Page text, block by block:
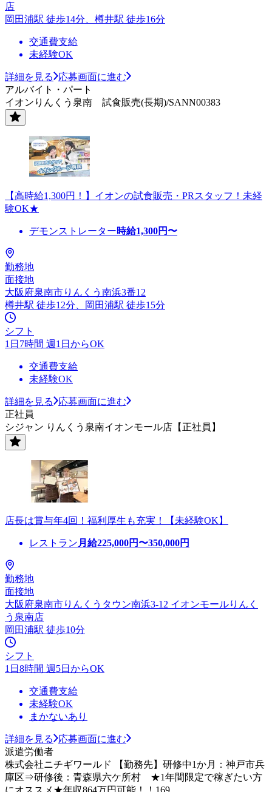
店
岡田浦駅 徒歩14分、樽井駅 徒歩16分
交通費支給
未経験OK
詳細を見る
応募画面に進む
アルバイト・パート
イオンりんくう泉南 試食販売(長期)/SANN00383
【高時給1,300円！】イオンの試食販売・PRスタッフ！未経
験OK★
デモンストレーター時給1,300円〜
勤務地
面接地
大阪府泉南市りんくう南浜3番12
樽井駅 徒歩12分、岡田浦駅 徒歩15分
シフト
1日7時間 週1日からOK
交通費支給
未経験OK
詳細を見る
応募画面に進む
正社員
シジャン りんくう泉南イオンモール店【正社員】
店長は賞与年4回！福利厚生も充実！【未経験OK】
レストラン 月給225,000円〜350,000円
勤務地
面接地
大阪府泉南市りんくうタウン南浜3-12 イオンモールりんく
う泉南店
岡田浦駅 徒歩10分
シフト
1日8時間 週5日からOK
交通費支給
未経験OK
まかないあり
詳細を見る
応募画面に進む
派遣労働者
株式会社ニチギワールド 【勤務先】研修中1か月：神戸市兵
庫区⇒研修後：青森県六ケ所村 ★1年間限定で稼ぎたい方
にオススメ★年収864万円可能！！169